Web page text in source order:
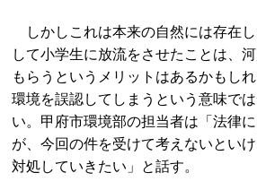
しかしこれは本来の自然には存在
して小学生に放流をさせたことは、
もらうというメリットはあるかもし
環境を誤認してしまうという意味で
い。甲府市環境部の担当者は「法律
が、今回の件を受けて考えないとい
対処していきたい」と話す。